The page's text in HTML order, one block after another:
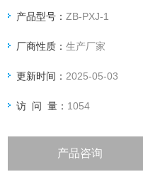
产品型号：ZB-PXJ-1
厂商性质：生产厂家
更新时间： 2025-05-03
访 问 量： 1054
产品咨询